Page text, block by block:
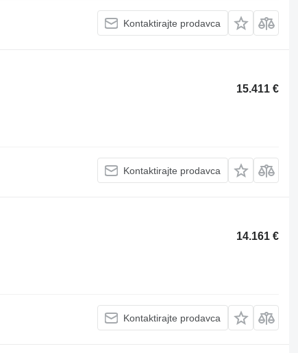
Kontaktirajte prodavca
15.411 €
Kontaktirajte prodavca
14.161 €
Kontaktirajte prodavca